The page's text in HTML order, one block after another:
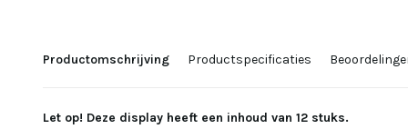
Productomschrijving Productspecificaties
Let op! Deze display heeft een inhoud van 12 stuks.